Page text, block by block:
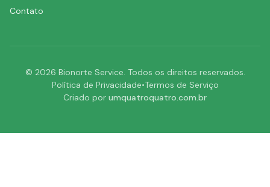
Contato
© 2026 Bionorte Service. Todos os direitos reservados.
Política de Privacidade•Termos de Serviço
Criado por umquatroquatro.com.br